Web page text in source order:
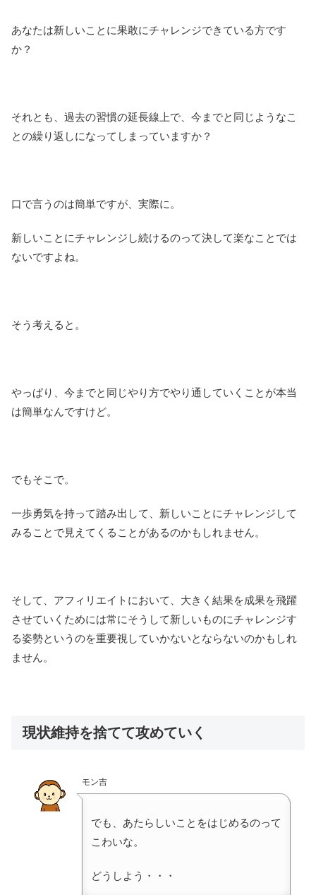
あなたは新しいことに果敢にチャレンジできている方です
か？
それとも、過去の習慣の延長線上で、今までと同じようなこ
との繰り返しになってしまっていますか？
口で言うのは簡単ですが、実際に。
新しいことにチャレンジし続けるのって決して楽なことでは
ないですよね。
そう考えると。
やっぱり、今までと同じやり方でやり通していくことが本当
は簡単なんですけど。
でもそこで。
一歩勇気を持って踏み出して、新しいことにチャレンジして
みることで見えてくることがあるのかもしれません。
そして、アフィリエイトにおいて、大きく結果を成果を飛躍
させていくためには常にそうして新しいものにチャレンジす
る姿勢というのを重要視していかないとならないのかもしれ
ません。
現状維持を捨てて攻めていく
モン吉
でも、あたらしいことをはじめるのって
こわいな。
どうしよう・・・